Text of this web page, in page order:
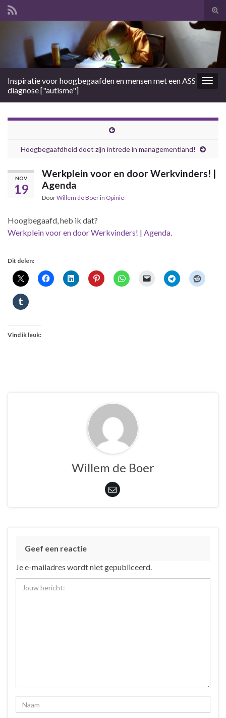
Search for:
Inspiratie voor hoogbegaafden en mensen met een ASS
diagnose ["autisme"]
Hoogbegaafdheid doet zijn intrede in managementland!
NOV
19
Werkplein voor en door Werkvinders! |
Agenda
DoorWillem de Boerin Opinie
Hoogbegaafd, heb ik dat?
Werkplein voor en door Werkvinders! | Agenda.
Dit delen:
Vind ik leuk:
Willem de Boer
Geef een reactie
Je e-mailadres wordt niet gepubliceerd.